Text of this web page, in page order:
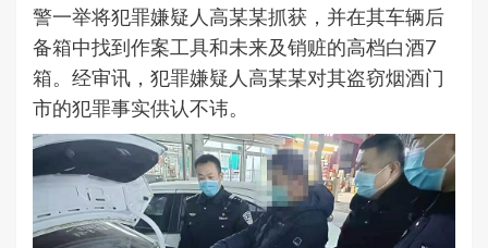
警一举将犯罪嫌疑人高某某抓获，并在其车辆后
备箱中找到作案工具和未来及销赃的高档白酒7
箱。经审讯，犯罪嫌疑人高某某对其盗窃烟酒门
市的犯罪事实供认不讳。